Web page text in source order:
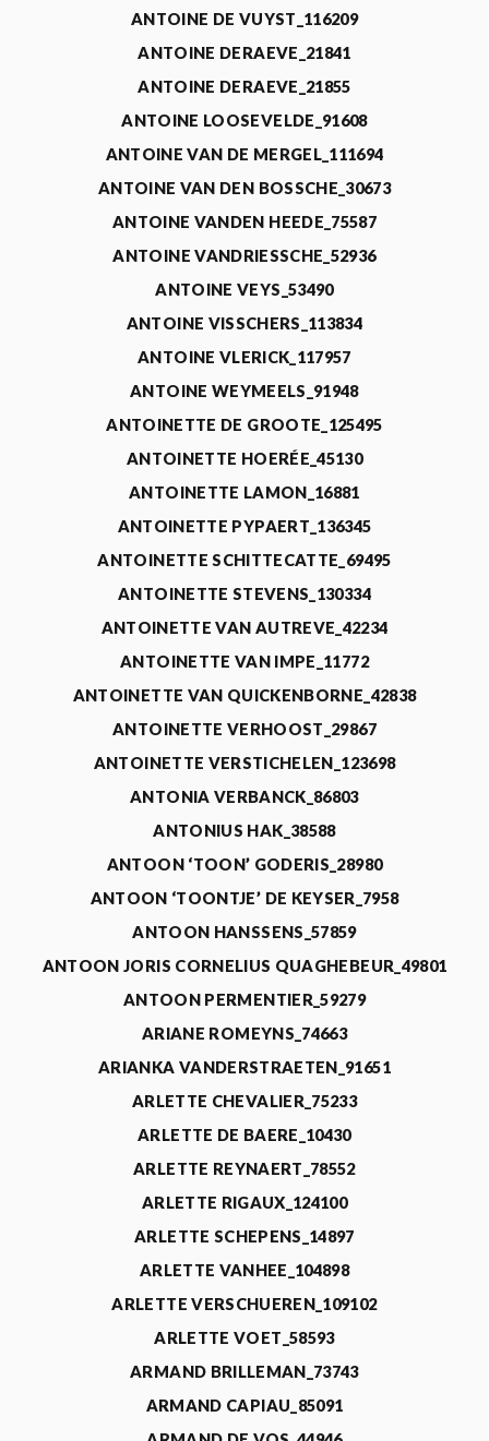
ANTOINE DE VUYST_116209
ANTOINE DERAEVE_21841
ANTOINE DERAEVE_21855
ANTOINE LOOSEVELDE_91608
ANTOINE VAN DE MERGEL_111694
ANTOINE VAN DEN BOSSCHE_30673
ANTOINE VANDEN HEEDE_75587
ANTOINE VANDRIESSCHE_52936
ANTOINE VEYS_53490
ANTOINE VISSCHERS_113834
ANTOINE VLERICK_117957
ANTOINE WEYMEELS_91948
ANTOINETTE DE GROOTE_125495
ANTOINETTE HOERÉE_45130
ANTOINETTE LAMON_16881
ANTOINETTE PYPAERT_136345
ANTOINETTE SCHITTECATTE_69495
ANTOINETTE STEVENS_130334
ANTOINETTE VAN AUTREVE_42234
ANTOINETTE VAN IMPE_11772
ANTOINETTE VAN QUICKENBORNE_42838
ANTOINETTE VERHOOST_29867
ANTOINETTE VERSTICHELEN_123698
ANTONIA VERBANCK_86803
ANTONIUS HAK_38588
ANTOON ‘TOON’ GODERIS_28980
ANTOON ‘TOONTJE’ DE KEYSER_7958
ANTOON HANSSENS_57859
ANTOON JORIS CORNELIUS QUAGHEBEUR_49801
ANTOON PERMENTIER_59279
ARIANE ROMEYNS_74663
ARIANKA VANDERSTRAETEN_91651
ARLETTE CHEVALIER_75233
ARLETTE DE BAERE_10430
ARLETTE REYNAERT_78552
ARLETTE RIGAUX_124100
ARLETTE SCHEPENS_14897
ARLETTE VANHEE_104898
ARLETTE VERSCHUEREN_109102
ARLETTE VOET_58593
ARMAND BRILLEMAN_73743
ARMAND CAPIAU_85091